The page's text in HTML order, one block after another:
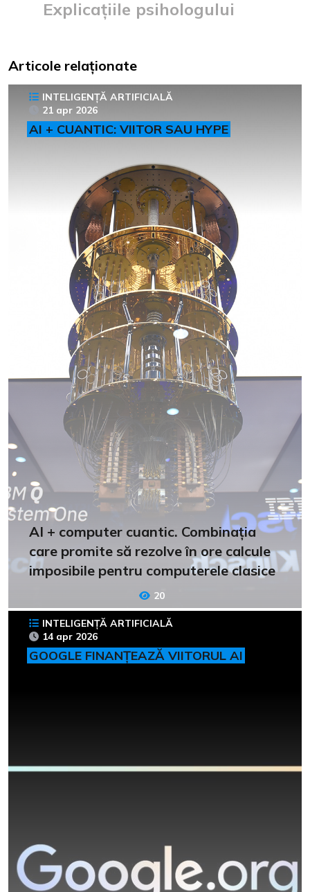
Explicațiile psihologului
Articole relaționate
INTELIGENȚĂ ARTIFICIALĂ
21 apr 2026
AI + CUANTIC: VIITOR SAU HYPE
AI + computer cuantic. Combinația
care promite să rezolve în ore calcule
imposibile pentru computerele clasice
20
INTELIGENȚĂ ARTIFICIALĂ
14 apr 2026
GOOGLE FINANȚEAZĂ VIITORUL AI